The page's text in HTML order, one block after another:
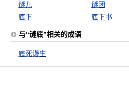
谜儿 谜团
底下
底下书
与“谜底”相关的成语
底死谩生